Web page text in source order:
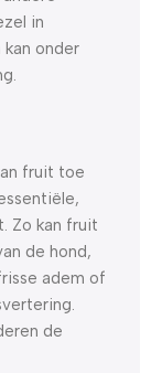
in
onder
fruit toe
Zo kan fruit
de hond,
adem of
de